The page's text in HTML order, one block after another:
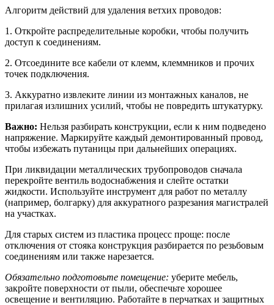
Алгоритм действий для удаления ветхих проводов:
1. Откройте распределительные коробки, чтобы получить
доступ к соединениям.
2. Отсоедините все кабели от клемм, клеммников и прочих
точек подключения.
3. Аккуратно извлеките линии из монтажных каналов, не
прилагая излишних усилий, чтобы не повредить штукатурку.
Важно: Нельзя разбирать конструкции, если к ним подведено
напряжение. Маркируйте каждый демонтированный провод,
чтобы избежать путаницы при дальнейших операциях.
При ликвидации металлических трубопроводов сначала
перекройте вентиль водоснабжения и слейте остатки
жидкости. Используйте инструмент для работ по металлу
(например, болгарку) для аккуратного разрезания магистралей
на участках.
Для старых систем из пластика процесс проще: после
отключения от стояка конструкция разбирается по резьбовым
соединениям или также нарезается.
Обязательно подготовьте помещение: уберите мебель,
закройте поверхности от пыли, обеспечьте хорошее
освещение и вентиляцию. Работайте в перчатках и защитных